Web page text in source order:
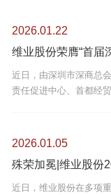
2026.01.22
维业股份荣膺“首届
近日，由深圳市深商总
责任促进中心、首都经
股份凭借在环境、社会
2026.01.05
殊荣加冕|维业股份
近日，维业股份在多项